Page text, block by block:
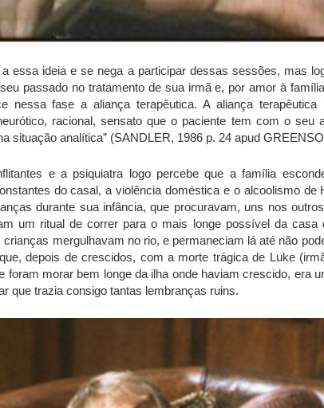
essa ideia e se nega a participar dessas sessões, mas
passado no tratamento de sua irmã e, por amor à
nessa fase a aliança terapêutica. A aliança terapêutica
racional, sensato que o paciente tem com o seu
situação analítica” (SANDLER, 1986 p. 24 apud
e a psiquiatra logo percebe que a família
do casal, a violência doméstica e o alcoolismo de
durante sua infância, que procuravam, uns nos
um ritual de correr para o mais longe possível da casa
mergulhavam no rio, e permaneciam lá até não
depois de crescidos, com a morte trágica de Luke
foram morar bem longe da ilha onde haviam crescido, era
que trazia consigo tantas lembranças ruins.